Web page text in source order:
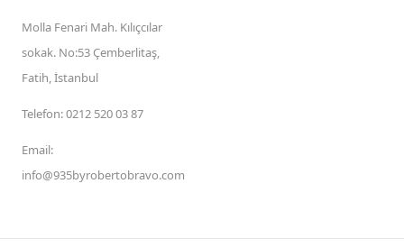
Molla Fenari Mah. Kılıçcılar
sokak. No:53 Çemberlitaş,
Fatih, İstanbul
Telefon:0212 520 03 87
Email:
info@935byrobertobravo.com